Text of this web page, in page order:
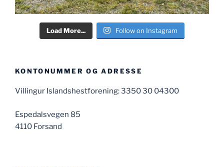
Load More... Follow on Instagram
KONTONUMMER OG ADRESSE
Villingur Islandshestforening: 3350 30 04300
Espedalsvegen 85
4110 Forsand